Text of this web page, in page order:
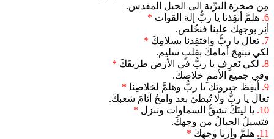
مِن صخرة البرِّية الى الجبل المقدس.
6. هلمَّ أنقِذنا يا ربُّ إلهَ القوات *
أنِر بوجهك علينا فنخُلص.
7. تعال يا ربُّ وافتقِدنا بسلامِكَ *
لكي نبتهجَ أمامكَ بقلبٍ سليم.
8. لكي نَعرِف يا ربُّ في الأرض طريقَكَ *
وفي جميع الأممِ خلاصكَ.
9.
أيقِظ جبروتك يا ربُّ وهلمَّ لخلاصِنا *
تعال يا ربُّ ولا تُبطئ بعد وامحُ آثامَ شعبكَ.
10. يا ليتَكَ تشقُّ السماوات وتنزل *
فتسيلُ الجبالُ من وجهكَ.
11. هلمَّ وأرِنا وجهكَ *